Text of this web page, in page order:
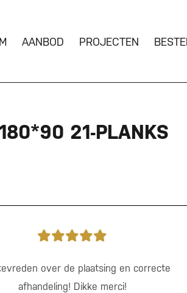
AANBOD PROJECTEN
21-PLANKS
over de plaatsing en correcte
afhandeling! Dikke merci!